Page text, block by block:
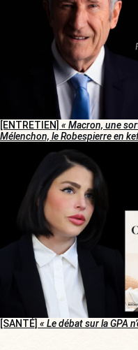
[ENTRETIEN] « Macron, une
Mélenchon, le Robespierre en
[SANTÉ] « Le débat sur la GPA